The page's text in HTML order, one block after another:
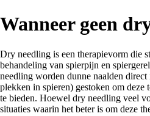
Wanneer geen
Dry needling is een therapievorm die
behandeling van spierpijn en
needling worden dunne naalden
plekken in spieren) gestoken om deze
te bieden. Hoewel dry needling veel
situaties waarin het beter is om deze